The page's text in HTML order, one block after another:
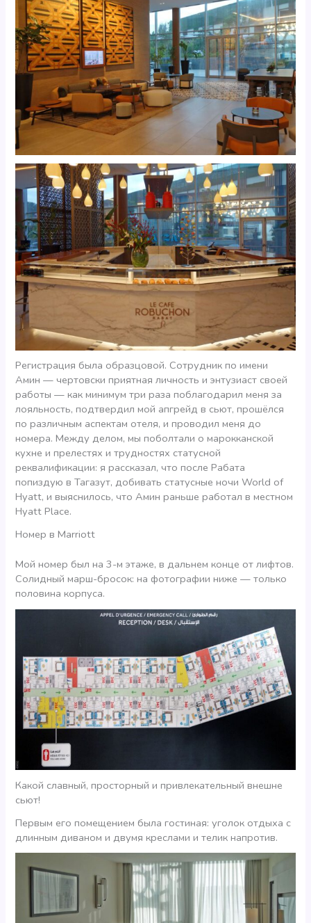
Регистрация была образцовой. Сотрудник по имени
Амин — чертовски приятная личность и энтузиаст своей
работы — как минимум три раза поблагодарил меня за
лояльность, подтвердил мой апгрейд в сьют, прошёлся
по различным аспектам отеля, и проводил меня до
номера. Между делом, мы поболтали о марокканской
кухне и прелестях и трудностях статусной
реквалификации: я рассказал, что после Рабата
попиздую в Тагазут, добивать статусные ночи World of
Hyatt, и выяснилось, что Амин раньше работал в местном
Hyatt Place.
Номер в Marriott
Мой номер был на 3-м этаже, в дальнем конце от лифтов.
Солидный марш-бросок: на фотографии ниже — только
половина корпуса.
Какой славный, просторный и привлекательный внешне
сьют!
Первым его помещением была гостиная: уголок отдыха с
длинным диваном и двумя креслами и телик напротив.